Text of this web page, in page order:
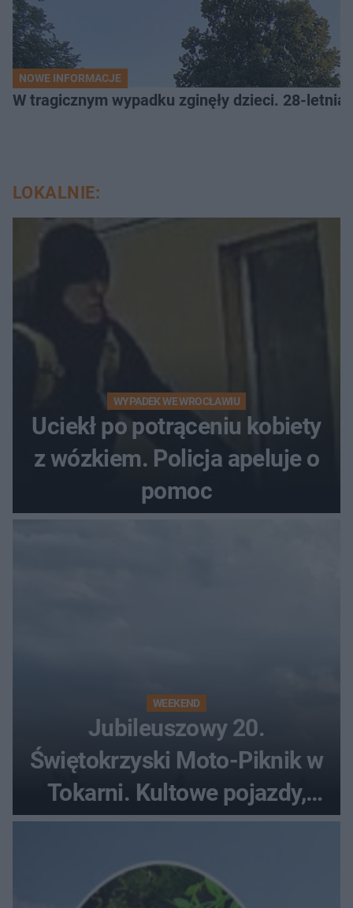
NOWE INFORMACJE
W tragicznym wypadku zginęły dzieci. 28-
LOKALNIE:
WYPADEK WE WROCŁAWIU
Uciekł po potrąceniu kobiety
z wózkiem. Policja apeluje o
pomoc
WEEKEND
Jubileuszowy 20.
Świętokrzyski Moto-Piknik w
Tokarni. Kultowe pojazdy,
pokazy i muzyczna scena w
Muzeum Wsi Kieleckiej